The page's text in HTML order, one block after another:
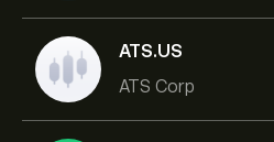
ATS.US
ATS Corp